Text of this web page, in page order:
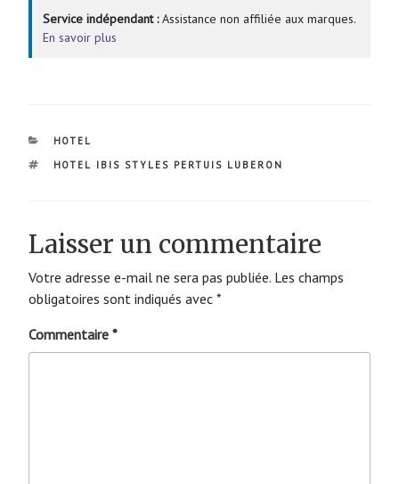
Service indépendant :Assistance non affiliée aux marques.
En savoir plus
CATÉGORIES
HOTEL
ÉTIQUETTES
HOTEL IBIS STYLES PERTUIS LUBERON
Laisser un commentaire
Votre adresse e-mail ne sera pas publiée. Les champs
obligatoires sont indiqués avec *
Commentaire *